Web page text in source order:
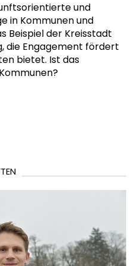
und
in Kommunen und
Beispiel der Kreisstadt
die Engagement fördert
bietet. Ist das